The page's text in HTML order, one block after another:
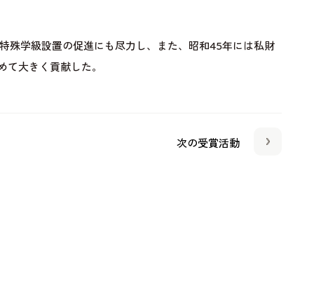
殊学級設置の促進にも尽力し、また、昭和45年には私財
大きく貢献した。
次の受賞活動